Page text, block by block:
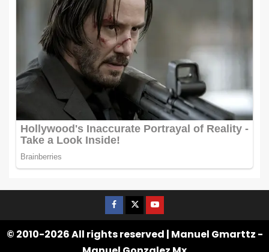
© 2010-2026 All rights reserved | Manuel Gmarttz -